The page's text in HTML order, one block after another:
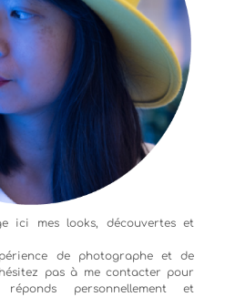
ici mes looks, découvertes et
de photographeet de
pas à me contacter pour
personnellement et